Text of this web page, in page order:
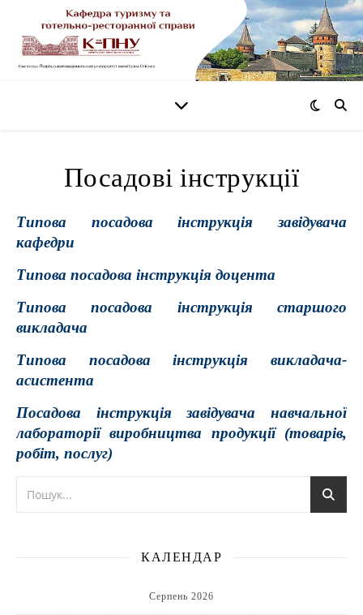
Посадові інструкції
Типова посадова інструкція завідувача
кафедри
Типова посадова інструкція доцента
Типова посадова інструкція старшого
викладача
Типова посадова інструкція викладача-
асистента
Посадова інструкція завідувача навчальної
лабораторії виробництва продукції (товарів,
робіт, послуг)
КАЛЕНДАР
Серпень 2026